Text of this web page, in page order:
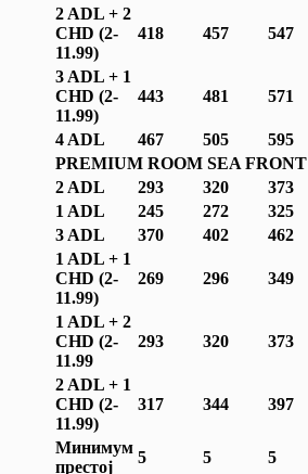
2 ADL + 2
CHD (2-
11.99)
418 457 547
3 ADL + 1
CHD (2-
11.99)
443 481 571
4 ADL 467 505 595
PREMIUM ROOM SEA FRONT
2 ADL
293 320 373
1 ADL
245 272 325
3 ADL
370 402 462
1 ADL + 1
CHD (2-
11.99)
269 296 349
1 ADL + 2
CHD (2-
11.99
293 320 373
2 ADL + 1
CHD (2-
11.99)
317 344 397
Минимум
престој
5 5 5